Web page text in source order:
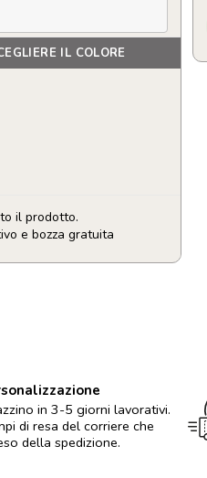
IL COLORE
il prodotto.
e bozza gratuita
in 3-5 giorni lavorativi.
di resa del corriere che
della spedizione.